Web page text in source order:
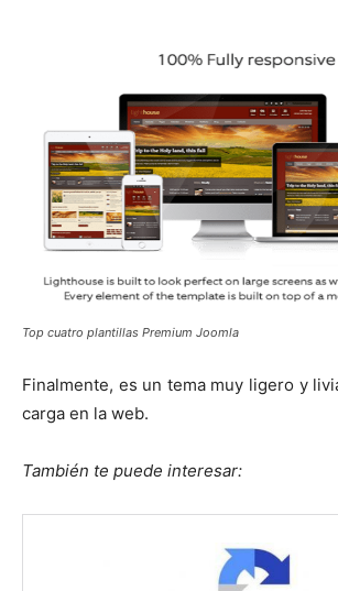
Top cuatro plantillas Premium Joomla
Finalmente, es un tema muy ligero y
carga en la web.
También te puede interesar: